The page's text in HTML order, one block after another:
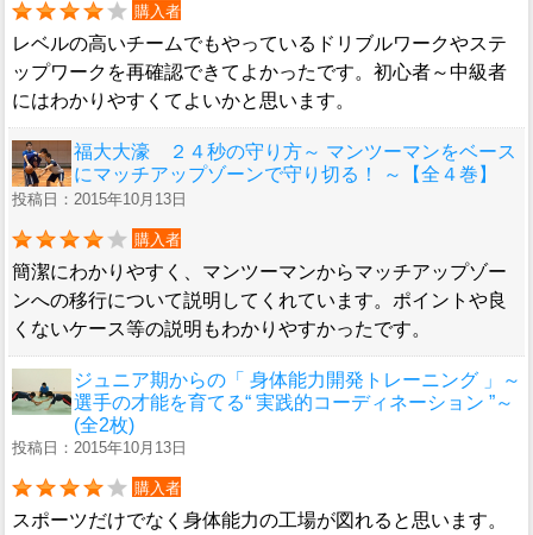
購入者
レベルの高いチームでもやっているドリブルワークやステ
ップワークを再確認できてよかったです。初心者～中級者
にはわかりやすくてよいかと思います。
福大大濠 ２４秒の守り方～ マンツーマンをベース
にマッチアップゾーンで守り切る！ ～【全４巻】
投稿日：2015年10月13日
購入者
簡潔にわかりやすく、マンツーマンからマッチアップゾー
ンへの移行について説明してくれています。ポイントや良
くないケース等の説明もわかりやすかったです。
ジュニア期からの「 身体能力開発トレーニング 」～
選手の才能を育てる“ 実践的コーディネーション ”～
(全2枚)
投稿日：2015年10月13日
購入者
スポーツだけでなく身体能力の工場が図れると思います。